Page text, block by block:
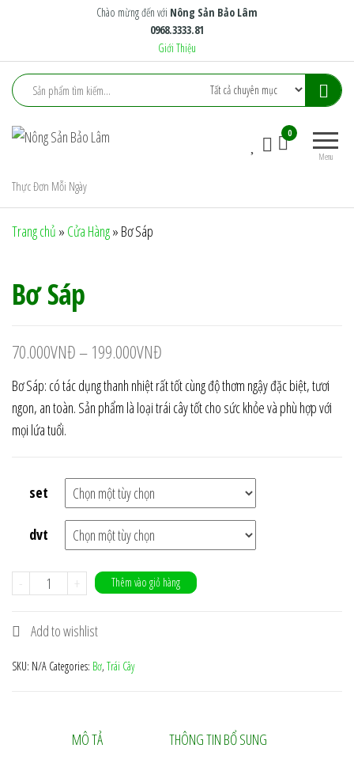
content
Chào mừng đến với Nông Sản Bảo Lâm
0968.3333.81
Giới Thiệu
Lâm
Menu
0
Thực Đơn Mỗi Ngày
Trang chủ » Cửa Hàng» Bơ Sáp
Bơ Sáp
70.000VNĐ–199.000VNĐ
Bơ Sáp: có tác dụng thanh nhiệt rất tốt cùng độ thơm ngậy đặc biệt, tươi
ngon, an toàn. Sản phẩm là loại trái cây tốt cho sức khỏe và phù hợp với
mọi lứa tuổi.
set
dvt
-
quantity
+ Thêm vào giỏ hàng
Add to wishlist
SKU: N/A Categories: Bơ, Trái Cây
MÔ TẢ
THÔNG TIN BỔ SUNG